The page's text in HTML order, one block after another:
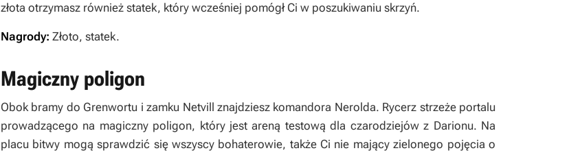
złota otrzymasz również statek, który wcześniej pomógł Ci w poszukiwaniu skrzyń.
Nagrody: Złoto, statek.
Magiczny poligon
Obok bramy do Grenwortu i zamku Netvill znajdziesz komandora Nerolda. Rycerz strzeże portalu
prowadzącego na magiczny poligon, który jest areną testową dla czarodziejów z Darionu. Na
placu bitwy mogą sprawdzić się wszyscy bohaterowie, także Ci nie mający zielonego pojęcia o